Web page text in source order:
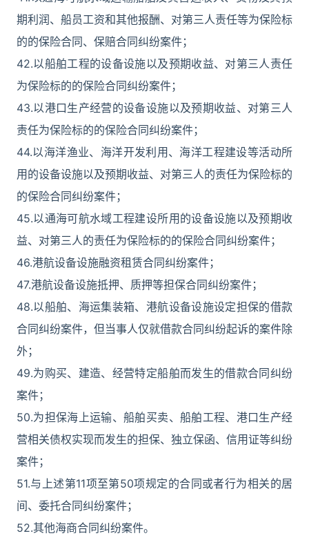
期利润、船员工资和其他报酬、对第三人责任等为保险标
的的保险合同、保赔合同纠纷案件；
42.以船舶工程的设备设施以及预期收益、对第三人责任
为保险标的的保险合同纠纷案件；
43.以港口生产经营的设备设施以及预期收益、对第三人
责任为保险标的的保险合同纠纷案件；
44.以海洋渔业、海洋开发利用、海洋工程建设等活动所
用的设备设施以及预期收益、对第三人的责任为保险标的
的保险合同纠纷案件；
45.以通海可航水域工程建设所用的设备设施以及预期收
益、对第三人的责任为保险标的的保险合同纠纷案件；
46.港航设备设施融资租赁合同纠纷案件；
47.港航设备设施抵押、质押等担保合同纠纷案件；
48.以船舶、海运集装箱、港航设备设施设定担保的借款
合同纠纷案件，但当事人仅就借款合同纠纷起诉的案件除
外；
49.为购买、建造、经营特定船舶而发生的借款合同纠纷
案件；
50.为担保海上运输、船舶买卖、船舶工程、港口生产经
营相关债权实现而发生的担保、独立保函、信用证等纠纷
案件；
51.与上述第11项至第50项规定的合同或者行为相关的居
间、委托合同纠纷案件；
52.其他海商合同纠纷案件。